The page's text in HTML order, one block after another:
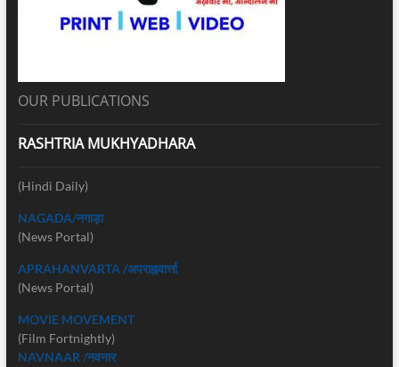
OUR PUBLICATIONS
RASHTRIA MUKHYADHARA
(Hindi Daily)
NAGADA/नगाड़ा
(News Portal)
APRAHANVARTA /अपराह्नवार्त्ता
(News Portal)
MOVIE MOVEMENT
(Film Fortnightly)
NAVNAAR /नवनार